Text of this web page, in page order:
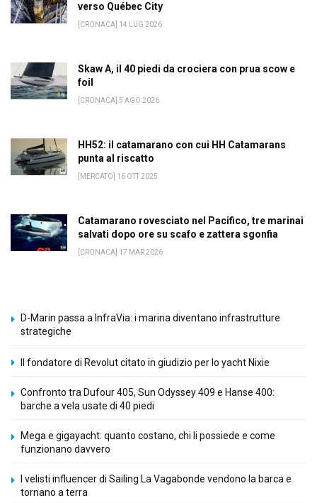
verso Québec City
[CRONACA] 14 LUG 2026
Skaw A, il 40 piedi da crociera con prua scow e
foil
[CRONACA] 5 AGO 2026
HH52: il catamarano con cui HH Catamarans
punta al riscatto
[MERCATO] 16 OTT 2025
Catamarano rovesciato nel Pacifico, tre marinai
salvati dopo ore su scafo e zattera sgonfia
[CRONACA] 17 MAR 2026
D-Marin passa a InfraVia: i marina diventano infrastrutture
strategiche
Il fondatore di Revolut citato in giudizio per lo yacht Nixie
Confronto tra Dufour 405, Sun Odyssey 409 e Hanse 400:
barche a vela usate di 40 piedi
Mega e gigayacht: quanto costano, chi li possiede e come
funzionano davvero
I velisti influencer di Sailing La Vagabonde vendono la barca e
tornano a terra